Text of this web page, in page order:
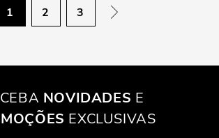
1 2 3
NOVIDADES E
EXCLUSIVAS